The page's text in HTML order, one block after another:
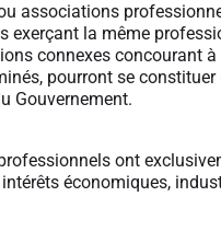
associations
exerçant la même
connexes concourant
pourront se
Gouvernement.
ont
économiques,